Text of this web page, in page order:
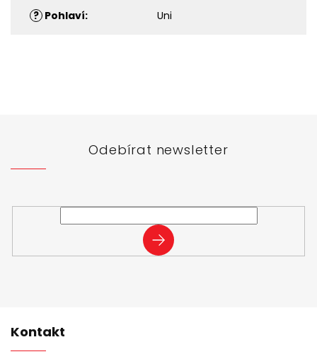
? Pohlaví: Uni
Odebírat newsletter
PŘIHLÁSIT
SE
Kontakt